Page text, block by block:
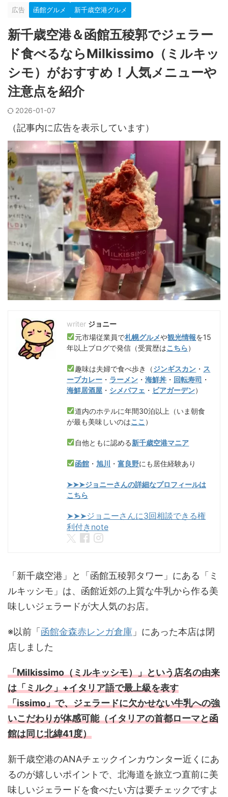
広告 函館グルメ 新千歳空港グルメ
新千歳空港＆函館五稜郭でジェラー
ド食べるならMilkissimo（ミルキッ
シモ）がおすすめ！人気メニューや
注意点を紹介
2026-01-07
（記事内に広告を表示しています）
ジョニー
元市場従業員で札幌グルメや観光情報を15
年以上ブログで発信（受賞歴はこちら）
趣味は夫婦で食べ歩き（ジンギスカン ・ ス
ープカレー ・ ラーメン ・ 海鮮丼 ・ 回転寿司 ・
海鮮居酒屋 ・ シメパフェ ・ ビアガーデン）
道内のホテルに年間30泊以上（いま朝食
が最も美味しいのはここ ）
自他ともに認める新千歳空港マニア
函館 ・旭川 ・富良野にも居住経験あり
➤➤➤ジョニーさんの詳細なプロフィールは
こちら
➤➤➤ジョニーさんに3回相談できる権
利付きnote
「新千歳空港」と「函館五稜郭タワー」にある「ミ
ルキッシモ」は、函館近郊の上質な牛乳から作る美
味しいジェラードが大人気のお店。
※以前「 函館金森赤レンガ倉庫 」にあった本店は閉
店しました
「Milkissimo（ミルキッシモ）」という店名の由来
は「ミルク」+イタリア語で最上級を表す
「issimo」で、ジェラードに欠かせない牛乳への強
いこだわりが体感可能（イタリアの首都ローマと函
館は同じ北緯41度）
新千歳空港のANAチェックインカウンター近くにあ
るのが嬉しいポイントで、北海道を旅立つ直前に美
味しいジェラードを食べたい方は要チェックですよ